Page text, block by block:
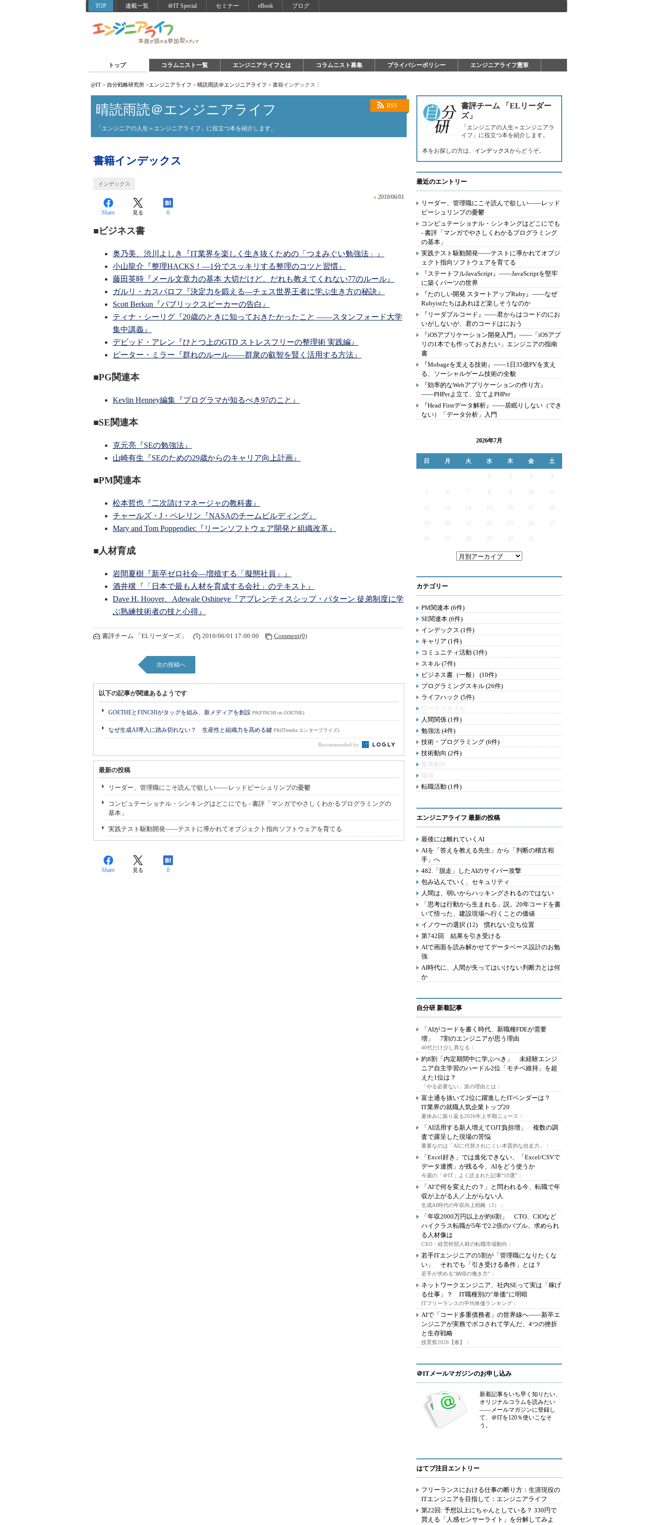
TOP 連載一覧 ＠IT Special セミナー eBook ブログ
トップ コラムニスト一覧 エンジニアライフとは コラムニスト募集 プライバシーポリシー エンジニアライフ憲章
@IT > 自分戦略研究所 >エンジニアライフ > 晴読雨読＠エンジニアライフ > 書籍インデックス：
RSS
晴読雨読＠エンジニアライフ
「エンジニアの人生＝エンジニアライフ」に役立つ本を紹介します。
書籍インデックス
インデックス
» 2010/06/01
Share 見る 0
■ビジネス書
奥乃美、渋川よしき『IT業界を楽しく生き抜くための「つまみぐい勉強法」』
小山龍介『整理HACKS！―1分でスッキリする整理のコツと習慣』
藤田英時『メール文章力の基本 大切だけど、だれも教えてくれない77のルール』
ガルリ・カスパロフ『決定力を鍛える―チェス世界王者に学ぶ生き方の秘訣』
Scott Berkun『パブリックスピーカーの告白』
ティナ・シーリグ『20歳のときに知っておきたかったこと ――スタンフォード大学
集中講義』
デビッド・アレン『ひとつ上のGTD ストレスフリーの整理術 実践編』
ピーター・ミラー『群れのルール――群衆の叡智を賢く活用する方法』
■PG関連本
Kevlin Henney編集『プログラマが知るべき97のこと』
■SE関連本
克元亮『SEの勉強法』
山崎有生『SEのための29歳からのキャリア向上計画』
■PM関連本
松本哲也『二次請けマネージャの教科書』
チャールズ・J・ペレリン『NASAのチームビルディング』
Mary and Tom Poppendiec『リーンソフトウェア開発と組織改革』
■人材育成
岩間夏樹『新卒ゼロ社会―増殖する「擬態社員」』
酒井穣『「日本で最も人材を育成する会社」のテキスト』
Dave H. Hoover、Adewale Oshineye『アプレンティスシップ・パターン 徒弟制度に学
ぶ熟練技術者の技と心得』
書評チーム 「ELリーダーズ」 2010/06/01 17:00:00 Comment(0)
次の投稿へ
以下の記事が関連あるようです
GOETHEとFINCHIがタッグを組み、新メディアを創設 PR(FINCHI on GOETHE)
なぜ生成AI導入に踏み切れない？ 生産性と組織力を高める鍵 PR(ITmedia エンタープライズ)
Recommended by
最新の投稿
リーダー、管理職にこそ読んで欲しい――レッドビーシュリンプの憂鬱
コンピュテーショナル・シンキングはどこにでも - 書評「マンガでやさしくわかるプログラミングの
基本」
実践テスト駆動開発――テストに導かれてオブジェクト指向ソフトウェアを育てる
Share 見る 0
書評チーム 「ELリーダー
ズ」
「エンジニアの人生＝エンジニアラ
イフ」に役立つ本を紹介します。
本をお探しの方は、 インデックスからどうぞ。
最近のエントリー
リーダー、管理職にこそ読んで欲しい――レッド
ビーシュリンプの憂鬱
コンピュテーショナル・シンキングはどこにでも
- 書評「マンガでやさしくわかるプログラミング
の基本」
実践テスト駆動開発――テストに導かれてオブジ
ェクト指向ソフトウェアを育てる
『ステートフルJavaScript』――JavaScriptを堅牢
に築くパーツの世界
『たのしい開発 スタートアップRuby』――なぜ
Rubyistたちはあれほど楽しそうなのか
『リーダブルコード』――君からはコードのにお
いがしないが、君のコードはにおう
『iOSアプリケーション開発入門』――「iOSアプ
リの1本でも作っておきたい」エンジニアの指南
書
『Mobageを支える技術』――1日35億PVを支え
る、ソーシャルゲーム技術の全貌
『効率的なWebアプリケーションの作り方』
――PHPerよ立て、立てよPHPer
『Head Firstデータ解析』――居眠りしない（でき
ない）「データ分析」入門
2026年7月
日 月 火 水 木 金 土
2 3 4
5 6 7 9
12 13 14 15 16 17
19 20 21 22 23 24 25
26 27 28 29 30 31
カテゴリー
PM関連本 (6件)
SE関連本 (6件)
インデックス (1件)
キャリア (1件)
コミュニティ活動 (3件)
スキル (7件)
ビジネス書（一般） (10件)
プログラミングスキル (26件)
ライフハック (5件)
ワークスタイル
人間関係 (1件)
勉強法 (4件)
技術・プログラミング (6件)
技術動向 (2件)
業界動向
職場
転職活動 (1件)
エンジニアライフ 最新の投稿
最後には離れていくAI
AIを「答えを教える先生」から「判断の稽古相
手」へ
482.「脱走」したAIのサイバー攻撃
包み込んでいく、セキュリティ
人間は、弱いからハッキングされるのではない
「思考は行動から生まれる」説。20年コードを書
いて悟った、建設現場へ行くことの価値
イノウーの選択 (12) 慣れない立ち位置
第742回 結果を引き受ける
AIで画面を読み解かせてデータベース設計のお勉
強
AI時代に、人間が失ってはいけない判断力とは何
か
自分研 新着記事
「AIがコードを書く時代、新職種FDEが需要
増」 7割のエンジニアが思う理由
40代だけ少し異なる：
約8割「内定期間中に学ぶべき」 未経験エンジ
ニア自主学習のハードル2位「モチベ維持」を超
えた1位は？
「やる必要ない」派の理由とは：
富士通を抜いて2位に躍進したITベンダーは？
IT業界の就職人気企業トップ20
夏休みに振り返る2026年上半期ニュース：
「AI活用する新人増えてOJT負担増」 複数の調
査で露呈した現場の苦悩
重要なのは「AIに代替されにくい本質的な自走力」：
「Excel好き」では進化できない、「Excel/CSVで
データ連携」が残る今、AIをどう使うか
今週の「＠IT」よく読まれた記事“10選”：
「AIで何を変えたの？」と問われる今、転職で年
収が上がる人／上がらない人
生成AI時代の年収向上戦略（3）：
「年収2000万円以上が約6割」 CTO、CIOなど
ハイクラス転職が5年で2.2倍のバブル、求められ
る人材像は
CXO・経営幹部人材の転職市場動向：
若手ITエンジニアの5割が「管理職になりたくな
い」 それでも「引き受ける条件」とは？
若手が求める“納得の働き方”：
ネットワークエンジニア、社内SEって実は「稼げ
る仕事」？ IT職種別の“単価”に明暗
ITフリーランスの平均単価ランキング：
AIで「コード多重債務者」の世界線へ――新卒エ
ンジニアが実務でボコされて学んだ、4つの挫折
と生存戦略
技育祭2026【春】：
＠ITメールマガジンのお申し込み
新着記事をいち早く知りたい、
オリジナルコラムを読みたい
――メールマガジンに登録し
て、＠ITを120％使いこなそ
う。
はてブ注目エントリー
フリーランスにおける仕事の断り方：生涯現役の
ITエンジニアを目指して：エンジニアライフ
第22回: 予想以上にちゃんとしている？ 330円で
買える「人感センサーライト」を分解してみよ